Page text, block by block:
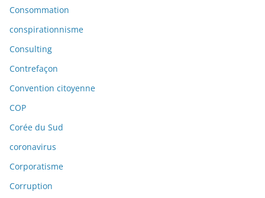
Consommation
conspirationnisme
Consulting
Contrefaçon
Convention citoyenne
COP
Corée du Sud
coronavirus
Corporatisme
Corruption